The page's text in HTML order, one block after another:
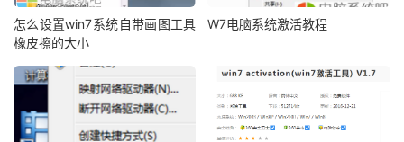
怎么设置win7系统自带画图工具
橡皮擦的大小
W7电脑系统激活教程